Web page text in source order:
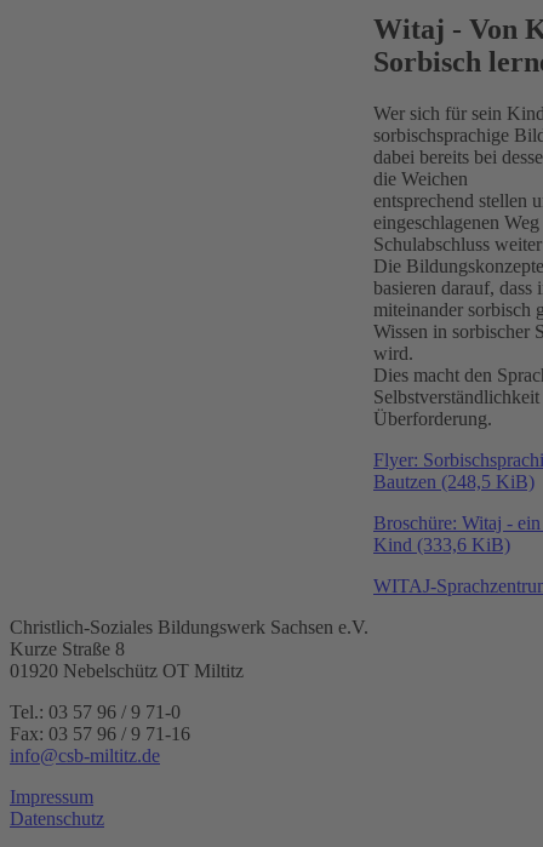
Witaj - Von
Sorbisch
Wer sich für sein
sorbischsprachige
dabei bereits bei
die Weichen
entsprechend stellen
eingeschlagenen
Schulabschluss
Die
basieren darauf,
miteinander sorbisch
Wissen in sorbischer
wird.
Dies macht den
Überforderung.
Flyer:
Bautzen (248,5 KiB)
Broschüre: Witaj -
Kind (333,6 KiB)
WITAJ-
Christlich-Soziales Bildungswerk Sachsen e.V.
Kurze Straße 8
01920 Nebelschütz OT Miltitz
Tel.: 03 57 96 / 9 71-0
Fax: 03 57 96 / 9 71-16
info@csb-miltitz.de
Impressum
Datenschutz